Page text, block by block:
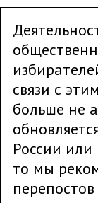
связи с
больше не
России
то мы